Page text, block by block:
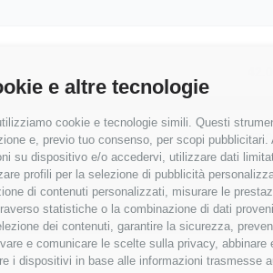
e altre tecnologie
cookie e tecnologie simili. Questi
e, previo tuo consenso, per scopi
su dispositivo e/o accedervi, utilizzare dati
profili per la selezione di pubblicità
di contenuti personalizzati, misurare le
statistiche o la combinazione di dati
dei contenuti, garantire la sicurezza,
e comunicare le scelte sulla privacy,
i dispositivi in base alle informazioni trasmesse
è al33° percentile
alla media